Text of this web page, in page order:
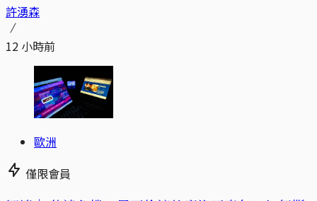
許湧森
12 小時前
歐洲
僅限會員